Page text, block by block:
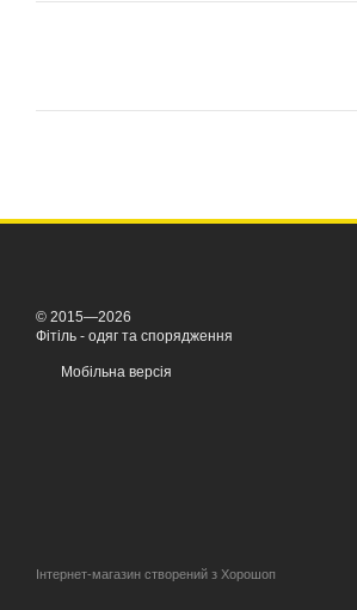
© 2015—2026
Фітіль - одяг та спорядження
Мобільна версія
Інтернет-магазин створений з Хорошоп